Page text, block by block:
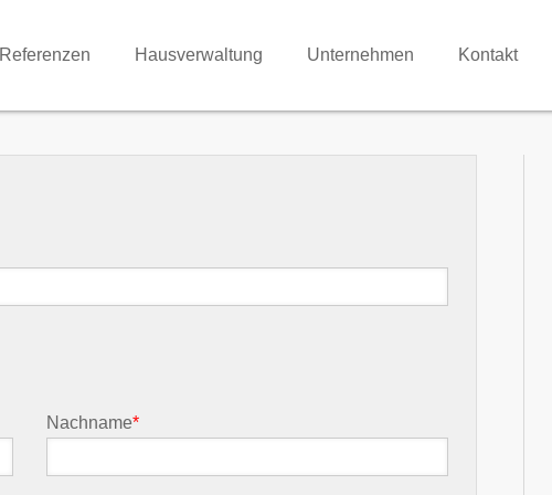
Referenzen Hausverwaltung Unternehmen Kontakt
Nachname*